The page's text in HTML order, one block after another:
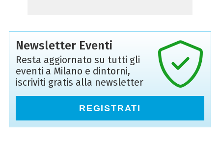
Newsletter Eventi
Resta aggiornato su tutti gli
eventi a Milano e dintorni,
iscriviti gratis alla newsletter
REGISTRATI